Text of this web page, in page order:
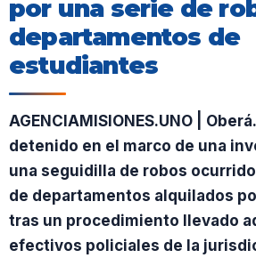
por una serie de
departamentos de
estudiantes
AGENCIAMISIONES.UNO |
detenido en el marco de una
una seguidilla de robos
de departamentos alquilados
tras un procedimiento llevado
efectivos policiales de la